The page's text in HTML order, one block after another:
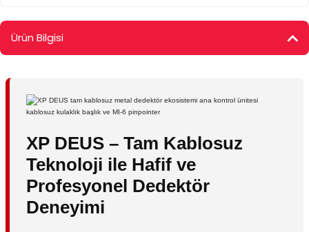
Ürün Bilgisi
XP DEUS – Tam Kablosuz
Teknoloji ile Hafif ve
Profesyonel Dedektör
Deneyimi